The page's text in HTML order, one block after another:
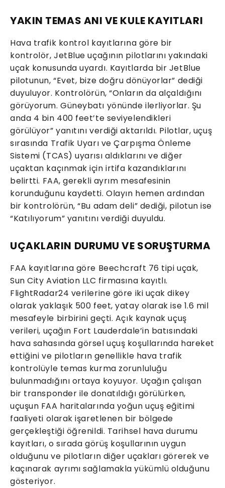
YAKIN TEMAS ANI VE KULE KAYITLARI
Hava trafik kontrol kayıtlarına göre bir
kontrolör, JetBlue uçağının pilotlarını yakındaki
uçak konusunda uyardı. Kayıtlarda bir JetBlue
pilotunun, “Evet, bize doğru dönüyorlar” dediği
duyuluyor. Kontrolörün, “Onların da alçaldığını
görüyorum. Güneybatı yönünde ilerliyorlar. Şu
anda 4 bin 400 feet’te seviyelendikleri
görülüyor” yanıtını verdiği aktarıldı. Pilotlar, uçuş
sırasında Trafik Uyarı ve Çarpışma Önleme
Sistemi (TCAS) uyarısı aldıklarını ve diğer
uçaktan kaçınmak için irtifa kazandıklarını
belirtti. FAA, gerekli ayrım mesafesinin
korunduğunu kaydetti. Olayın hemen ardından
bir kontrolörün, “Bu adam deli” dediği, pilotun ise
“Katılıyorum” yanıtını verdiği duyuldu.
UÇAKLARIN DURUMU VE SORUŞTURMA
FAA kayıtlarına göre Beechcraft 76 tipi uçak,
Sun City Aviation LLC firmasına kayıtlı.
FlightRadar24 verilerine göre iki uçak dikey
olarak yaklaşık 500 feet, yatay olarak ise 1.6 mil
mesafeyle birbirini geçti. Açık kaynak uçuş
verileri, uçağın Fort Lauderdale’in batısındaki
hava sahasında görsel uçuş koşullarında hareket
ettiğini ve pilotların genellikle hava trafik
kontrolüyle temas kurma zorunluluğu
bulunmadığını ortaya koyuyor. Uçağın çalışan
bir transponder ile donatıldığı görülürken,
uçuşun FAA haritalarında yoğun uçuş eğitimi
faaliyeti olarak işaretlenen bir bölgede
gerçekleştiği öğrenildi. Tarihsel hava durumu
kayıtları, o sırada görüş koşullarının uygun
olduğunu ve pilotların diğer uçakları görerek ve
kaçınarak ayrımı sağlamakla yükümlü olduğunu
gösteriyor.